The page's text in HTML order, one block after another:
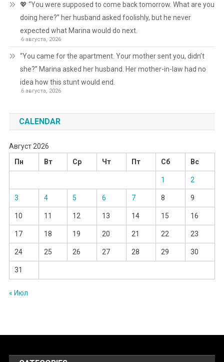
💖 “You were supposed to come back tomorrow. What are you
doing here?” her husband asked foolishly, but he never
expected what Marina would do next.
6 августа, 2026
“You came for the apartment. Your mother sent you, didn’t
she?” Marina asked her husband. Her mother-in-law had no
idea how this stunt would end.
6 августа, 2026
CALENDAR
Август 2026
Пн
Вт Ср Чт Пт Сб Вс
1 2
3 4 5 6 7 8 9
10 11 12 13 14 15 16
17 18 19 20 21 22 23
24 25 26 27 28 29 30
31
« Июл